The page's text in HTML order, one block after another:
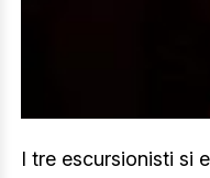
I tre escursionisti si